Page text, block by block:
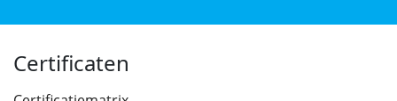
Certificaten